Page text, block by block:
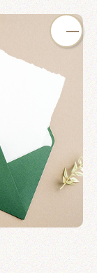
カフェ